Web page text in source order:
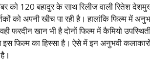
को 120 बहादुर के साथ रिलीज वाली रितेश
को अपनी खीच पा रही है। हालांकि फिल्म में
फरदीन खान भी है दोनों फिल्म में कैमियो
इस फिल्म का हिस्सा है। ऐसे में इन अनुभवी